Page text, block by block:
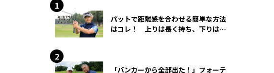
パットで距離感を合わせる簡単な方法
はコレ！ 上りは長く持ち、下りは短
「バンカーから全部出た！」フォーテ